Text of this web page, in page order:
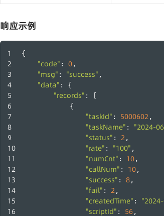
响应示例
{
"code" : 0,
"msg" : "success" ,
"data" : {
"records" : [
            {
"taskId" : 5000602,
"taskName" : "2024-
"status" : 2,
"rate" : "100" ,
"numCnt" : 10,
"callNum" : 10,
"success" : 8,
"fail" : 2,
"createdTime" :
"scriptId" : 56 ,